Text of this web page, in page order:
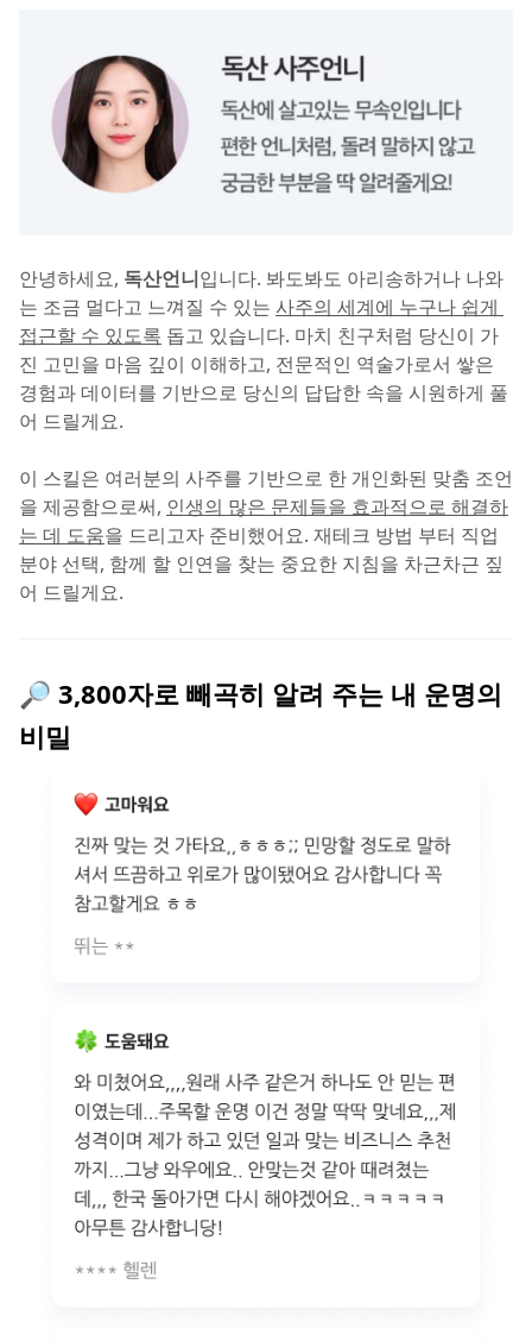
안녕하세요, 독산언니입니다. 봐도봐도 아리송하거나 나와
는 조금 멀다고 느껴질 수 있는 사주의 세계에 누구나 쉽게
접근할 수 있도록 돕고 있습니다. 마치 친구처럼 당신이 가
진 고민을 마음 깊이 이해하고, 전문적인 역술가로서 쌓은
경험과 데이터를 기반으로 당신의 답답한 속을 시원하게 풀
어 드릴게요.
이 스킬은 여러분의 사주를 기반으로 한 개인화된 맞춤 조언
을 제공함으로써, 인생의 많은 문제들을 효과적으로 해결하
는 데 도움을 드리고자 준비했어요. 재테크 방법 부터 직업
분야 선택, 함께 할 인연을 찾는 중요한 지침을 차근차근 짚
어 드릴게요.
🔎 3,800자로 빼곡히 알려 주는 내 운명의
비밀